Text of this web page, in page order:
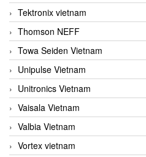
Tektronix vietnam
Thomson NEFF
Towa Seiden Vietnam
Unipulse Vietnam
Unitronics Vietnam
Vaisala Vietnam
Valbia Vietnam
Vortex vietnam